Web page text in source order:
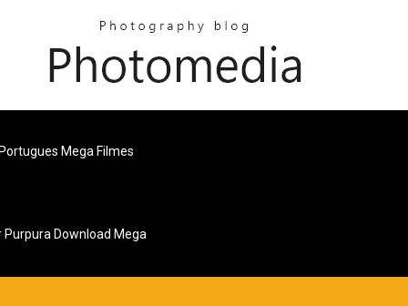
Mega Filmes
Purpura Download Mega